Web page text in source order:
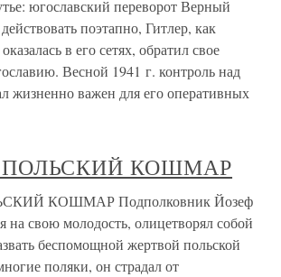
югославский переворот Верный
поэтапно, Гитлер, как
в его сетях, обратил свое
Весной 1941 г. контроль над
жизненно важен для его оперативных
ПОЛЬСКИЙ КОШМАР
КОШМАР Подполковник Йозеф
на свою молодость, олицетворял собой
беспомощной жертвой польской
поляки, он страдал от